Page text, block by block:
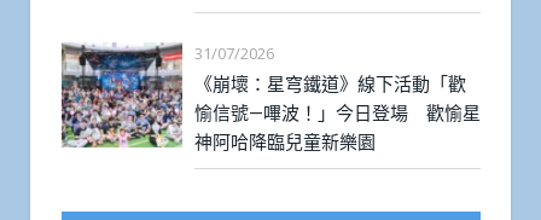
31/07/2026
《崩壞：星穹鐵道》線下活動「歡
愉信號—嗶波！」今日登場 歡愉星
神阿哈降臨兒童新樂園